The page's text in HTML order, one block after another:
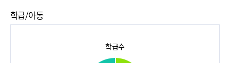
학급/아동
학급수